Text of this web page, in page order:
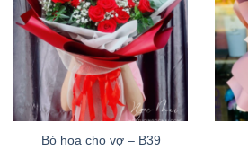
Bó hoa cho vợ – B39